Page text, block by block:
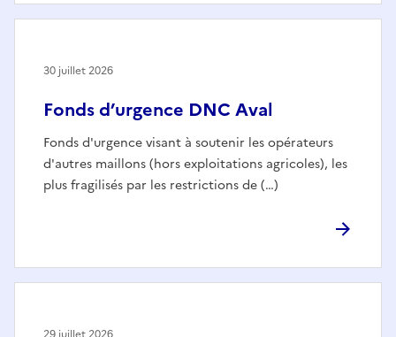
Fonds d’urgence DNC Aval
Fonds d'urgence visant à soutenir les opérateurs
d'autres maillons (hors exploitations agricoles), les
plus fragilisés par les restrictions de (…)
30 juillet 2026